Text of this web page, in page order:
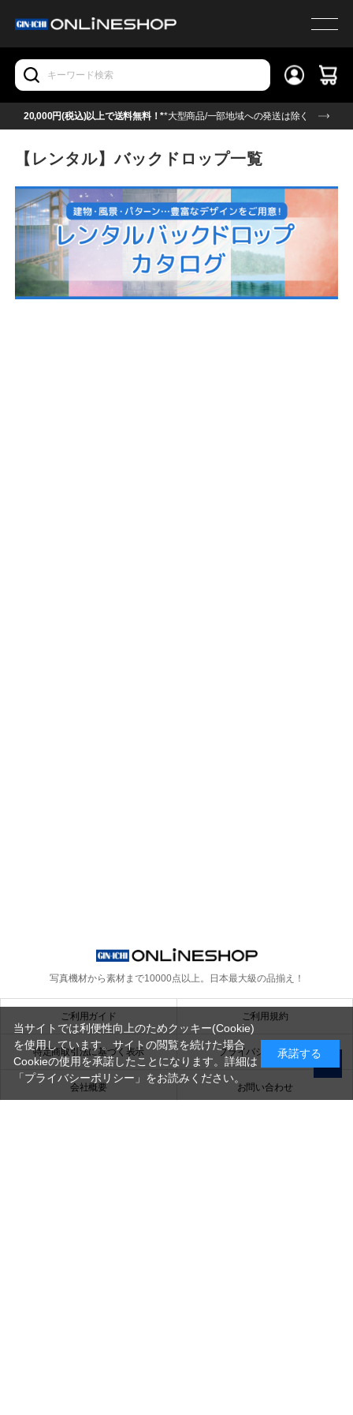
20,000円(税込)以上で送料無料！**大型商品/一部地域への発送は除く
【レンタル】バックドロップ一覧
写真機材から素材まで10000点以上。 日本最大級の品揃え！
ご利用ガイド ご利用規約
特定商取引法に基づく表示 プライバシーポリシー
会社概要 お問い合わせ
当サイトでは利便性向上のためクッキー(Cookie)
を使用しています。サイトの閲覧を続けた場合
Cookieの使用を承諾したことになります。詳細は
「プライバシーポリシー」 をお読みください。
承諾する